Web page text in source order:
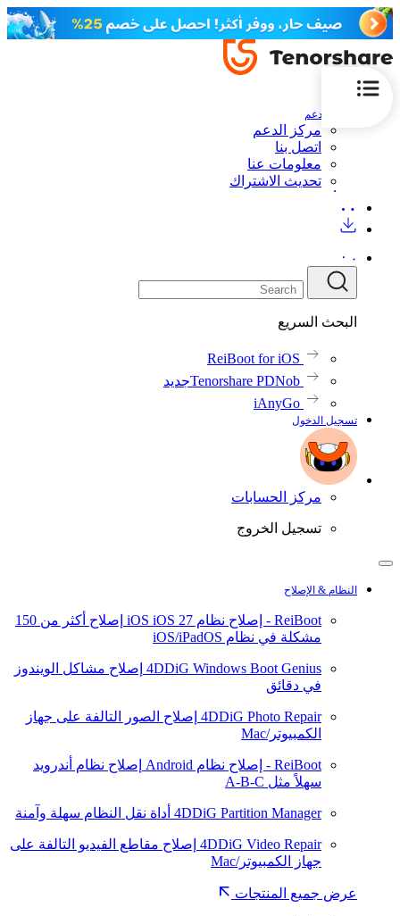
الدعم
مركز الدعم
اتصل بنا
معلومات عنا
تحديث الاشتراك
البحث السريع
ReiBoot for iOS
Tenorshare PDNobجديد
iAnyGo
تسجيل الدخول
مركز الحسابات
تسجيل الخروج
النظام & الإصلاح
ReiBoot - إصلاح نظام iOS iOS 27
إصلاح أكثر من 150
مشكلة في نظام iOS/iPadOS
4DDiG Windows Boot Genius إصلاح مشاكل الويندوز
في دقائق
4DDiG Photo Repair إصلاح الصور التالفة على جهاز
الكمبيوتر/Mac
ReiBoot - إصلاح نظام Android
إصلاح نظام أندرويد
سهلاً مثل A-B-C
4DDiG Partition Manager أداة نقل النظام سهلة وآمنة
4DDiG Video Repair إصلاح مقاطع الفيديو التالفة على
جهاز الكمبيوتر/Mac
عرض جميع المنتجات